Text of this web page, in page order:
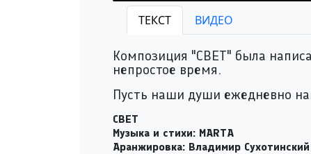
pause
MARTA - СВЕТ
ТЕКСТ ВИДЕО
Композиция "СВЕТ" была
непростое время.
Пусть наши души ежедневно
СВЕТ
Музыка и стихи: MARTA
Аранжировка: Владимир Сухотинский